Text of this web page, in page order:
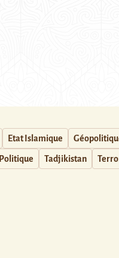
Etat Islamique
Politique Tadjikistan